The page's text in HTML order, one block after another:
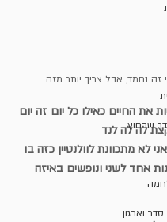
שבחוץ
וארגון
זה נחמד, אבל צריך יותר מזה
את החיים כאילו כל יום זה יום
לה לה לנד
לא מתכוונת לוולנטיין כזה בו
אחד לשני ונופשים באיזה